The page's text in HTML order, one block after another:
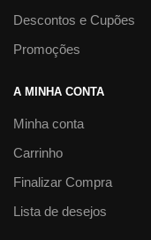
Descontos e Cupões
Promoções
A MINHA CONTA
Minha conta
Carrinho
Finalizar Compra
Lista de desejos